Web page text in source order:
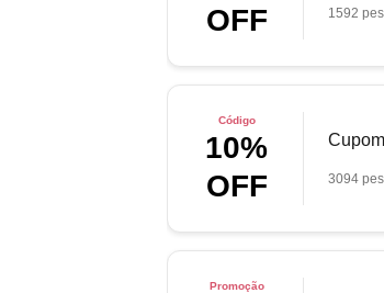
OFF
1592
Código
10%
OFF
3094
Promoção